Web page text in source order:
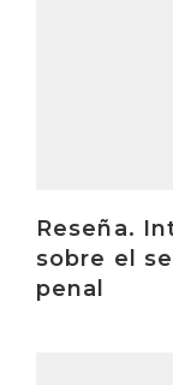
Reseña.
sobre el
penal